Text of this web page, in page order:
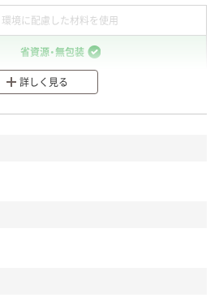
環境に配慮した材料を使用
省資源・無包装
分別・リサイクルしやすい設計
詳しく見る